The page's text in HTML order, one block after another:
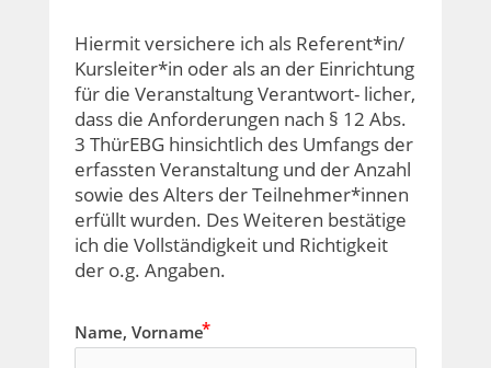
Hiermit versichere ich als Referent*in/
Kursleiter*in oder als an der Einrichtung
für die Veranstaltung Verantwort- licher,
dass die Anforderungen nach § 12 Abs.
3 ThürEBG hinsichtlich des Umfangs der
erfassten Veranstaltung und der Anzahl
sowie des Alters der Teilnehmer*innen
erfüllt wurden. Des Weiteren bestätige
ich die Vollständigkeit und Richtigkeit
der o.g. Angaben.
Name, Vorname